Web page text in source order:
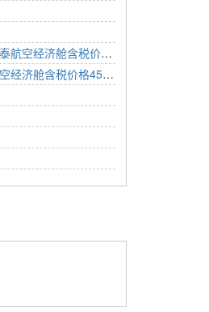
格10183元2022年11月18日
格4511元2022年12月26日